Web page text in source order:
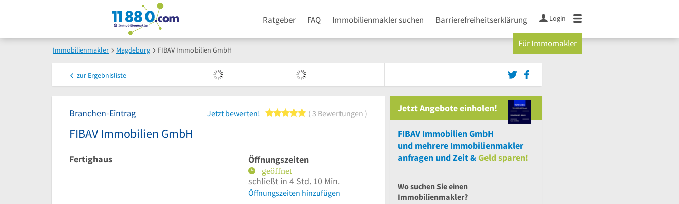
Ratgeber FAQ Immobilienmakler suchen Barrierefreiheitserklärung Login
Für Immomakler
Immobilienmakler Magdeburg FIBAV Immobilien GmbH
zur Ergebnisliste
Branchen-Eintrag Jetzt bewerten! 5 von 5 Sternen
3 Bewertungen
FIBAV Immobilien GmbH
Fertighaus
Öffnungszeiten
schließt in 4 Std. 10 Min.
Öffnungszeiten hinzufügen
Jetzt Angebote einholen!
FIBAV Immobilien GmbH
und mehrere Immobilienmakler
anfragen und Zeit &Geld sparen!
Wo suchen Sie einen
Immobilienmakler?